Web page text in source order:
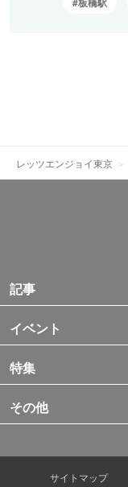
レッツエンジョイ東京
記事
イベント
特集
その他
サイトマップ